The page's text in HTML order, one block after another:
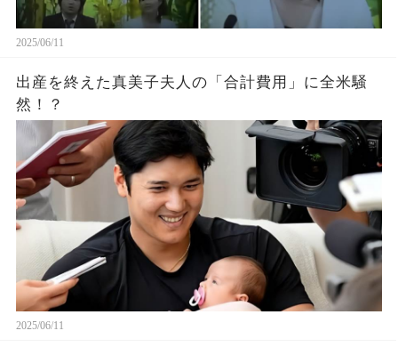
2025/06/11
出産を終えた真美子夫人の「合計費用」に全米騒
然！？
2025/06/11